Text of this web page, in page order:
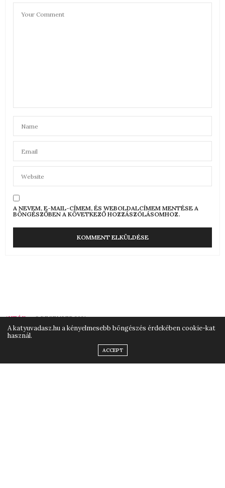
A NEVEM, E-MAIL-CÍMEM, ÉS WEBOLDALCÍMEM MENTÉSE A
BÖNGÉSZŐBEN A KÖVETKEZŐ HOZZÁSZÓLÁSOMHOZ.
AUTÓK 3 DECEMBER 2021
Miért nem záródik be
vagy nyílik ki megfelelően
A katyuvadasz.hu a kényelmesebb böngészés érdekében cookie-kat
használ.
ACCEPT